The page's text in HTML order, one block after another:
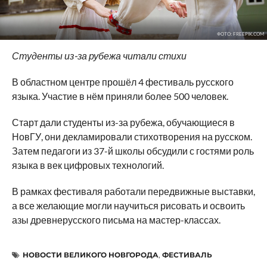
ФОТО: FREEPIK.COM
Студенты из-за рубежа читали стихи
В областном центре прошёл 4 фестиваль русского
языка. Участие в нём приняли более 500 человек.
Старт дали студенты из-за рубежа, обучающиеся в
НовГУ, они декламировали стихотворения на русском.
Затем педагоги из 37-й школы обсудили с гостями роль
языка в век цифровых технологий.
В рамках фестиваля работали передвижные выставки,
а все желающие могли научиться рисовать и освоить
азы древнерусского письма на мастер-классах.
НОВОСТИ ВЕЛИКОГО НОВГОРОДА, ФЕСТИВАЛЬ